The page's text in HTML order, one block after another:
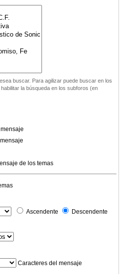
buscar. Para agilizar puede buscar en los
la búsqueda en los subforos (en
de los temas
Ascendente Descendente
Caracteres del mensaje